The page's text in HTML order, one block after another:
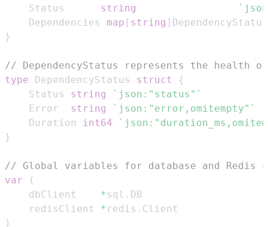
	Status
string
	Dependencies
map [ string ]
}
// DependencyStatus represents the health
type DependencyStatus struct
{
	Status
string
`json:"status"`
	Error
string
`json:"error,omitempty"`
	Duration
int64
}
// Global variables for database and
var
(
	dbClient
* sql .
	redisClient
* redis .
)